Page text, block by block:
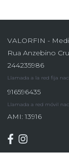
VALORFIN -
Rua Anzebino
244235986
Llamada a la red fija
916596435
Llamada a red móvil
AMI: 13916